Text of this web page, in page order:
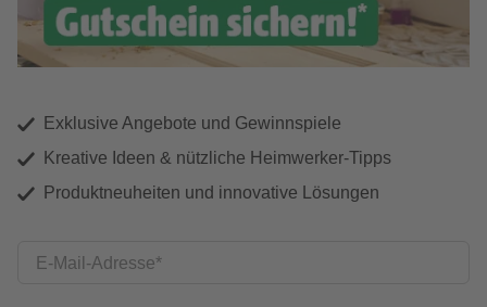
Exklusive Angebote und Gewinnspiele
Kreative Ideen & nützliche Heimwerker-Tipps
Produktneuheiten und innovative Lösungen
E-Mail-Adresse